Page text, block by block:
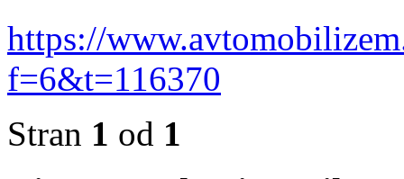
https://
f=6&t=116370
Stran 1 od 1